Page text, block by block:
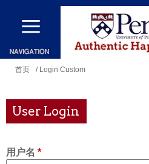
跳
到
主
容
你
这
里
首页 / Login Custom
User Login
用户名 *